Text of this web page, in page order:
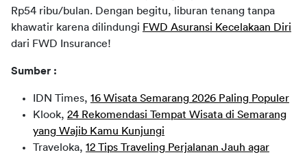
Rp54 ribu/bulan. Dengan begitu, liburan tenang tanpa
khawatir karena dilindungi FWD Asuransi Kecelakaan Diri
dari FWD Insurance!
Sumber :
IDN Times, 16 Wisata Semarang 2026 Paling Populer
Klook, 24 Rekomendasi Tempat Wisata di Semarang
yang Wajib Kamu Kunjungi
Traveloka, 12 Tips Traveling Perjalanan Jauh agar